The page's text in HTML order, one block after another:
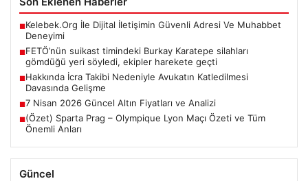
■Kelebek.Org İle Dijital İletişimin Güvenli Adresi Ve Muhabbet
Deneyimi
■FETÖ’nün suikast timindeki Burkay Karatepe silahları
gömdüğü yeri söyledi, ekipler harekete geçti
■Hakkında İcra Takibi Nedeniyle Avukatın Katledilmesi
Davasında Gelişme
■7 Nisan 2026 Güncel Altın Fiyatları ve Analizi
■(Özet) Sparta Prag – Olympique Lyon Maçı Özeti ve Tüm
Önemli Anları
Güncel